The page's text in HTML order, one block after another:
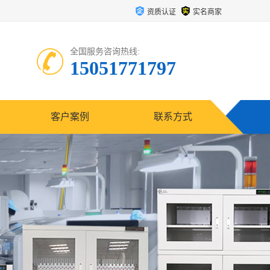
资质认证 实名商家
全国服务咨询热线:
15051771797
客户案例 联系方式